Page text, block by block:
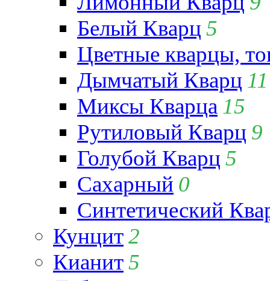
Белый Кварц 5
Цветные кварцы,
Дымчатый Кварц 11
Миксы Кварца 15
Рутиловый Кварц 9
Голубой Кварц 5
Сахарный 0
Синтетический
Кунцит2
Кианит5